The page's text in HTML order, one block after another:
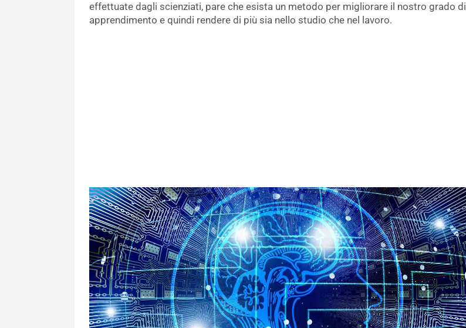
effettuate dagli scienziati, pare che esista un metodo per migliorare il nostro grado di
apprendimento e quindi rendere di più sia nello studio che nel lavoro.